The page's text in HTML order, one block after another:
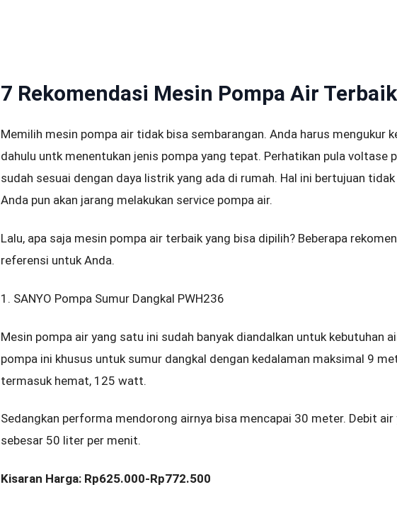
7 Rekomendasi Mesin Pompa Air Terbaik
Memilih mesin pompa air tidak bisa sembarangan. Anda harus mengukur
dahulu untk menentukan jenis pompa yang tepat. Perhatikan pula voltase
sudah sesuai dengan daya listrik yang ada di rumah. Hal ini bertujuan
Anda pun akan jarang melakukan service pompa air.
Lalu, apa saja mesin pompa air terbaik yang bisa dipilih? Beberapa
referensi untuk Anda.
1. SANYO Pompa Sumur Dangkal PWH236
Mesin pompa air yang satu ini sudah banyak diandalkan untuk kebutuhan
pompa ini khusus untuk sumur dangkal dengan kedalaman maksimal 9
termasuk hemat, 125 watt.
Sedangkan performa mendorong airnya bisa mencapai 30 meter. Debit
sebesar 50 liter per menit.
Kisaran Harga: Rp625.000-Rp772.500